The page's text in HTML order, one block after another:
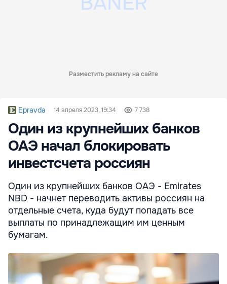
Разместить рекламу на сайте
Epravda 14 апреля 2023, 19:34 7 738
Один из крупнейших банков
ОАЭ начал блокировать
инвестсчета россиян
Один из крупнейших банков ОАЭ - Emirates
NBD - начнет переводить активы россиян на
отдельные счета, куда будут попадать все
выплаты по принадлежащим им ценным
бумагам.